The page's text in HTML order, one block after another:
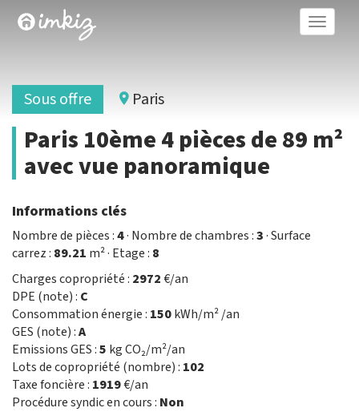
Toggle
Sous offre Paris
Paris 10ème 4 pièces de 89 m²
avec vue panoramique
Informations clés
Nombre de pièces :4· Nombre de chambres :3· Surface
carrez : 89.21 m² · Etage : 8
Charges copropriété : 2972€/an
DPE (note) : C
Consommation énergie : 150kWh/m² /an
GES (note) :A
Emissions GES :5 kg CO₂/m²/an
Lots de copropriété (nombre) : 102
Taxe foncière : 1919€/an
Procédure syndic en cours : Non